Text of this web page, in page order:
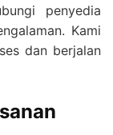
penyedia
Kami
dan berjalan